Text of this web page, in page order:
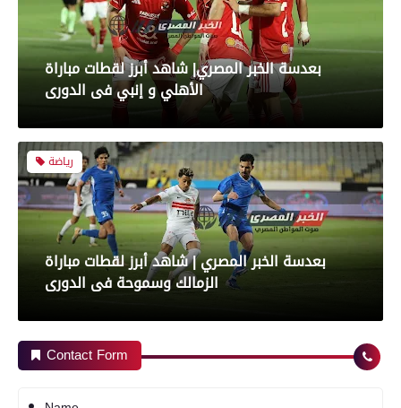
بعدسة الخبر المصري| شاهد أبرز لقطات مباراة
الأهلي و إنبي فى الدورى
رياضة
بعدسة الخبر المصري | شاهد أبرز لقطات مباراة
الزمالك وسموحة فى الدورى
رياضة
Contact Form